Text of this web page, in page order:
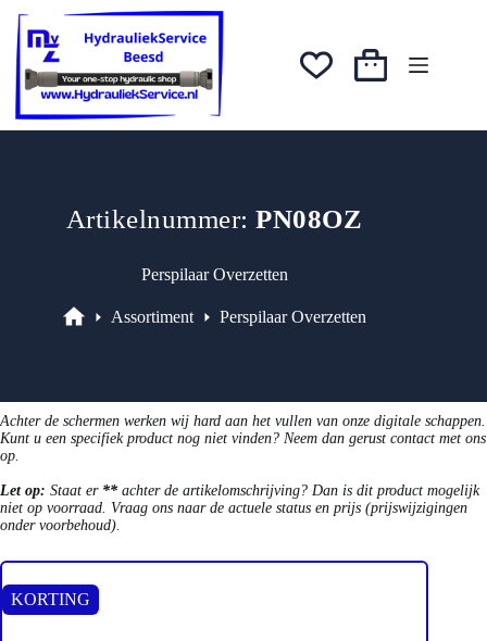
naar
inhoud
was:
€11,59.
€9,27.
Winkelwagen
Artikelnummer:PN08OZ
Perspilaar Overzetten
Assortiment Perspilaar Overzetten
Achter de schermen werken wij hard aan het vullen van onze digitale schappen.
Kunt u een specifiek product nog niet vinden? Neem dan gerust contact met ons
op.
Let op: Staat er ** achter de artikelomschrijving? Dan is dit product mogelijk
niet op voorraad. Vraag ons naar de actuele status en prijs (prijswijzigingen
onder voorbehoud).
KORTING